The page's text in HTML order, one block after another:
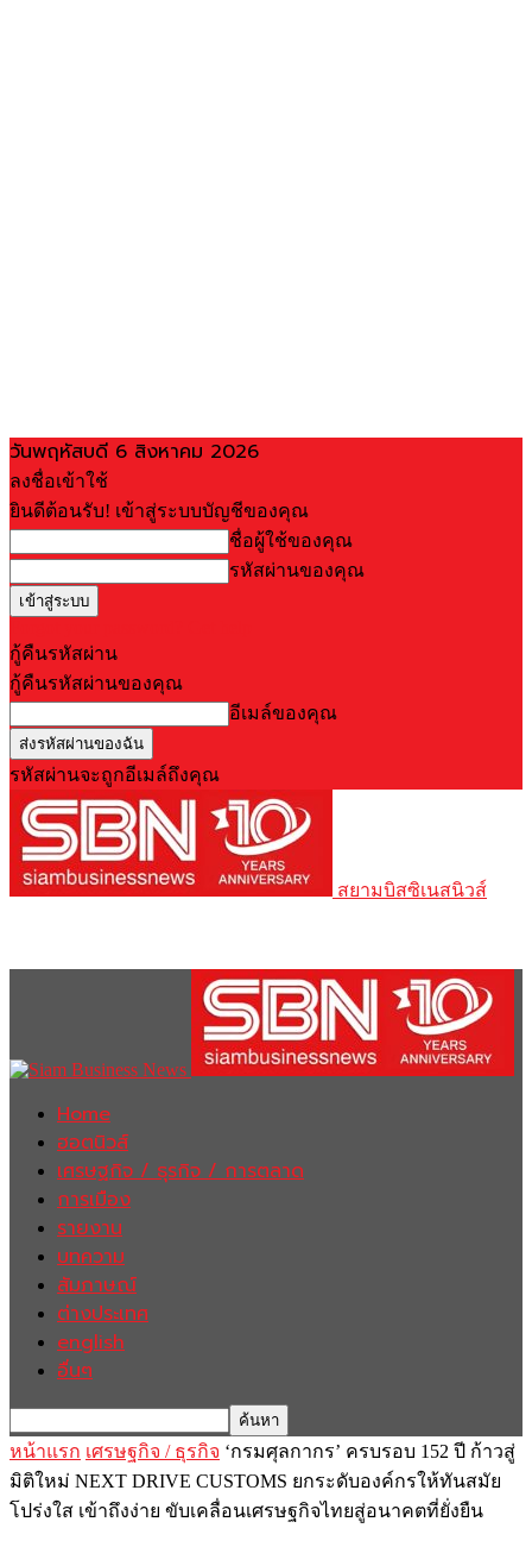
วันพฤหัสบดี 6 สิงหาคม 2026
ลงชื่อเข้าใช้
ยินดีต้อนรับ! เข้าสู่ระบบบัญชีของคุณ
ชื่อผู้ใช้ของคุณ
รหัสผ่านของคุณ
กู้คืนรหัสผ่าน
กู้คืนรหัสผ่านของคุณ
อีเมล์ของคุณ
รหัสผ่านจะถูกอีเมล์ถึงคุณ
สยามบิสซิเนสนิวส์
Home
ฮอตนิวส์
เศรษฐกิจ / ธุรกิจ / การตลาด
การเมือง
รายงาน
บทความ
สัมภาษณ์
ต่างประเทศ
english
อื่นๆ
หน้าแรก เศรษฐกิจ / ธุรกิจ ‘กรมศุลกากร’ ครบรอบ 152 ปี ก้าวสู่
มิติใหม่ NEXT DRIVE CUSTOMS ยกระดับองค์กรให้ทันสมัย
โปร่งใส เข้าถึงง่าย ขับเคลื่อนเศรษฐกิจไทยสู่อนาคตที่ยั่งยืน